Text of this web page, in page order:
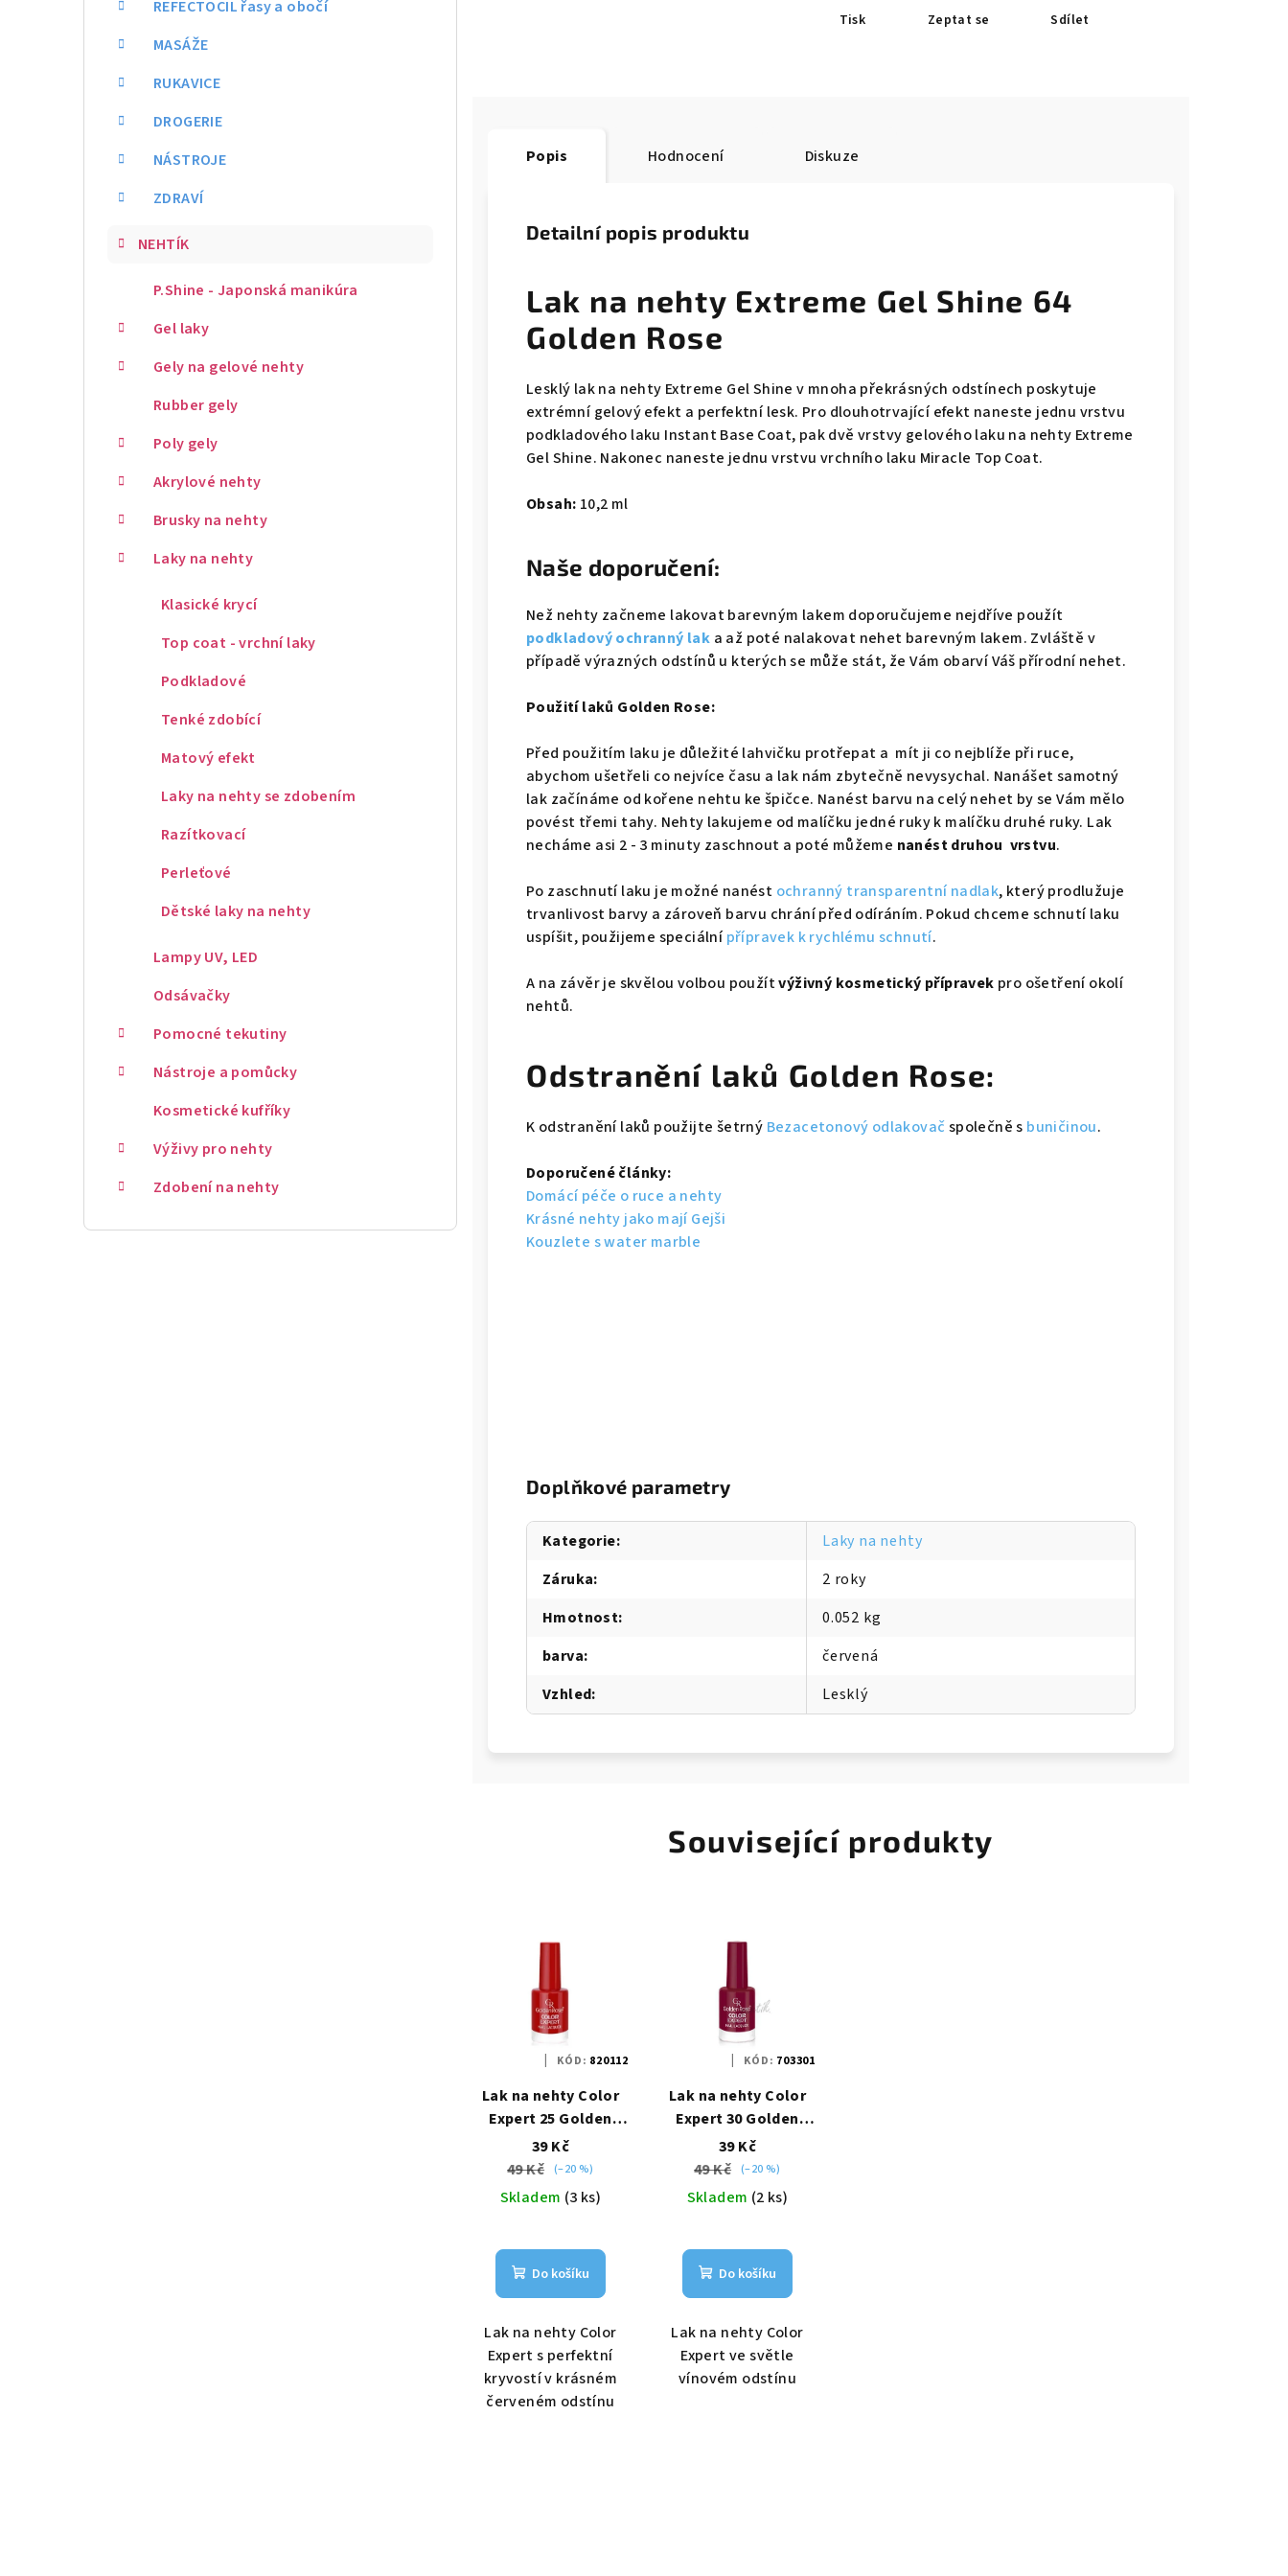
REFECTOCIL řasy a obočí
MASÁŽE
RUKAVICE
DROGERIE
NÁSTROJE
ZDRAVÍ
NEHTÍK
P.Shine - Japonská manikúra
Gel laky
Gely na gelové nehty
Rubber gely
Poly gely
Akrylové nehty
Brusky na nehty
Laky na nehty
Klasické krycí
Top coat - vrchní laky
Podkladové
Tenké zdobící
Matový efekt
Laky na nehty se zdobením
Razítkovací
Perleťové
Dětské laky na nehty
Lampy UV, LED
Odsávačky
Pomocné tekutiny
Nástroje a pomůcky
Kosmetické kufříky
Výživy pro nehty
Zdobení na nehty
Tisk Zeptat se Sdílet
Popis Hodnocení Diskuze
Detailní popis produktu
Lak na nehty Extreme Gel Shine 64
Golden Rose
Lesklý lak na nehty Extreme Gel Shine v mnoha překrásných odstínech poskytuje
extrémní gelový efekt a perfektní lesk. Pro dlouhotrvající efekt naneste jednu vrstvu
podkladového laku Instant Base Coat, pak dvě vrstvy gelového laku na nehty Extreme
Gel Shine. Nakonec naneste jednu vrstvu vrchního laku Miracle Top Coat.
Obsah: 10,2 ml
Naše doporučení:
Než nehty začneme lakovat barevným lakem doporučujeme nejdříve použít
podkladový ochranný lak a až poté nalakovat nehet barevným lakem. Zvláště v
případě výrazných odstínů u kterých se může stát, že Vám obarví Váš přírodní nehet.
Použití laků Golden Rose:
Před použitím laku je důležité lahvičku protřepat a mít ji co nejblíže při ruce,
abychom ušetřeli co nejvíce času a lak nám zbytečně nevysychal. Nanášet samotný
lak začínáme od kořene nehtu ke špičce. Nanést barvu na celý nehet by se Vám mělo
povést třemi tahy. Nehty lakujeme od malíčku jedné ruky k malíčku druhé ruky. Lak
necháme asi 2 - 3 minuty zaschnout a poté můžeme nanést druhou vrstvu.
Po zaschnutí laku je možné nanést ochranný transparentní nadlak, který prodlužuje
trvanlivost barvy a zároveň barvu chrání před odíráním. Pokud chceme schnutí laku
uspíšit, použijeme speciálnípřípravek k rychlému schnutí.
A na závěr je skvělou volbou použítvýživný kosmetický přípravek pro ošetření okolí
nehtů.
Odstranění laků Golden Rose:
K odstranění laků použijte šetrný Bezacetonový odlakovačspolečně s buničinou.
Doporučené články:
Domácí péče o ruce a nehty
Krásné nehty jako mají Gejši
Kouzlete s water marble
Doplňkové parametry
Kategorie:
Laky na nehty
Záruka:
2 roky
Hmotnost:
0.052 kg
barva:
červená
Vzhled: Lesklý
Související produkty
Lak na nehty Color
Expert 25 Golden
Rose
39 Kč
49 Kč (–20 %)
Skladem (3 ks)
Do košíku
Lak na nehty Color
Expert s perfektní
kryvostí v krásném
červeném odstínu
KÓD: 820112
Lak na nehty Color
Expert 30 Golden
Rose
39 Kč
49 Kč (–20 %)
Skladem (2 ks)
Do košíku
Lak na nehty Color
Expert ve světle
vínovém odstínu
KÓD: 703301